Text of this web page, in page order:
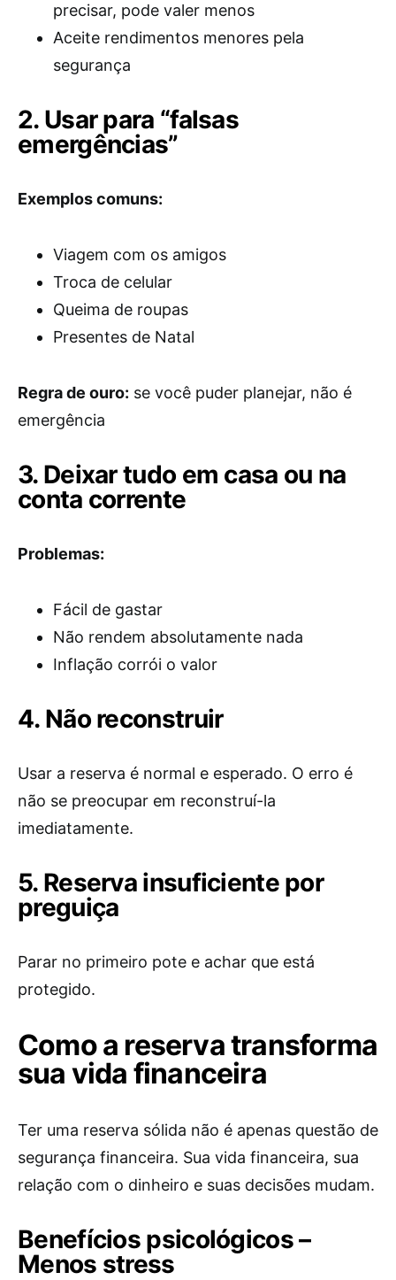
precisar, pode valer menos
Aceite rendimentos menores pela
segurança
2. Usar para “falsas
emergências”
Exemplos comuns:
Viagem com os amigos
Troca de celular
Queima de roupas
Presentes de Natal
Regra de ouro: se você puder planejar, não é
emergência
3. Deixar tudo em casa ou na
conta corrente
Problemas:
Fácil de gastar
Não rendem absolutamente nada
Inflação corrói o valor
4. Não reconstruir
Usar a reserva é normal e esperado. O erro é
não se preocupar em reconstruí-la
imediatamente.
5. Reserva insuficiente por
preguiça
Parar no primeiro pote e achar que está
protegido.
Como a reserva transforma
sua vida financeira
Ter uma reserva sólida não é apenas questão de
segurança financeira. Sua vida financeira, sua
relação com o dinheiro e suas decisões mudam.
Benefícios psicológicos –
Menos stress